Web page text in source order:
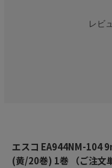
レビ
エスコ EA944NM-104
(黄/20巻) 1巻 （ご注文